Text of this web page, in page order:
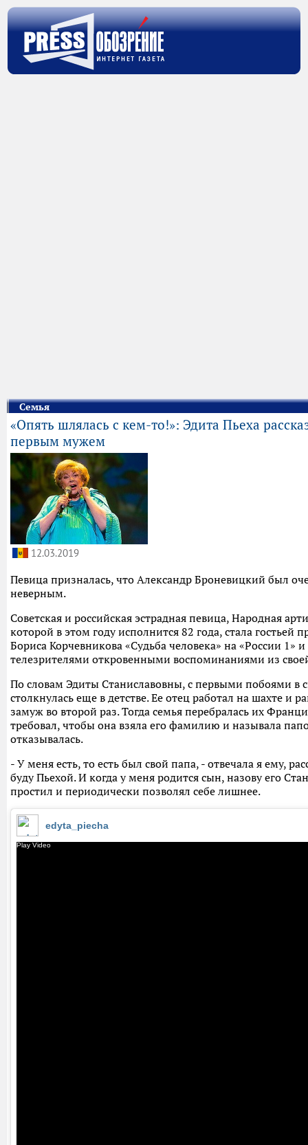
Семья
«Опять шлялась с кем-то!»: Эдита Пьеха
первым мужем
12.03.2019
Певица призналась, что Александр Броневицкий был
неверным.
Советская и российская эстрадная певица, Народная
которой в этом году исполнится 82 года, стала гостьей
Бориса Корчевникова «Судьба человека» на «России 1» и
телезрителями откровенными воспоминаниями из
По словам Эдиты Станиславовны, с первыми побоями в
столкнулась еще в детстве. Ее отец работал на шахте и
замуж во второй раз. Тогда семья перебралась их
требовал, чтобы она взяла его фамилию и называла
отказывалась.
- У меня есть, то есть был свой папа, - отвечала я ему,
буду Пьехой. И когда у меня родится сын, назову его
простил и периодически позволял себе лишнее.
edyta_piecha
Play Video